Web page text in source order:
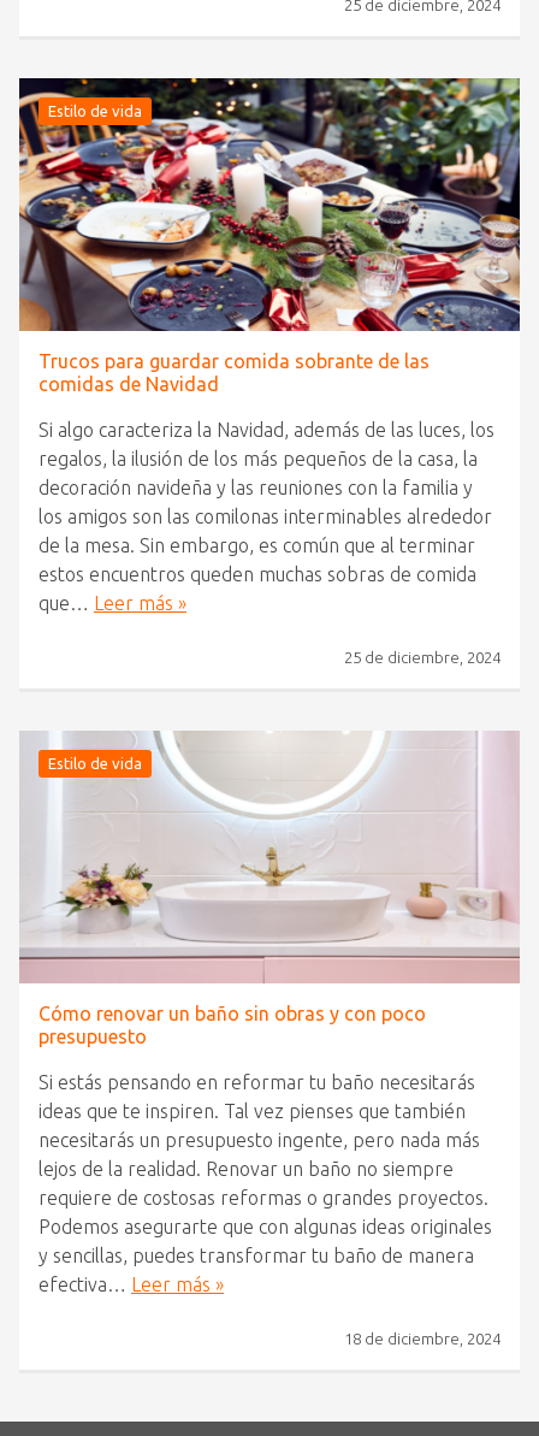
25 de diciembre, 2024
Estilo de vida
Trucos para guardar comida sobrante de las
comidas de Navidad
Si algo caracteriza la Navidad, además de las luces, los
regalos, la ilusión de los más pequeños de la casa, la
decoración navideña y las reuniones con la familia y
los amigos son las comilonas interminables alrededor
de la mesa. Sin embargo, es común que al terminar
estos encuentros queden muchas sobras de comida
que… Leer más »
25 de diciembre, 2024
Estilo de vida
Cómo renovar un baño sin obras y con poco
presupuesto
Si estás pensando en reformar tu baño necesitarás
ideas que te inspiren. Tal vez pienses que también
necesitarás un presupuesto ingente, pero nada más
lejos de la realidad. Renovar un baño no siempre
requiere de costosas reformas o grandes proyectos.
Podemos asegurarte que con algunas ideas originales
y sencillas, puedes transformar tu baño de manera
efectiva… Leer más »
18 de diciembre, 2024